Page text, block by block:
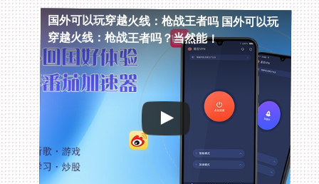
国外可以玩穿越火线：枪战王者吗 国外可以玩
穿越火线：枪战王者吗？当然能！